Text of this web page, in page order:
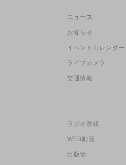
ニュース
お知らせ
イベントカレンダー
ライブカメラ
交通情報
ラジオ番組
WEB動画
出版物